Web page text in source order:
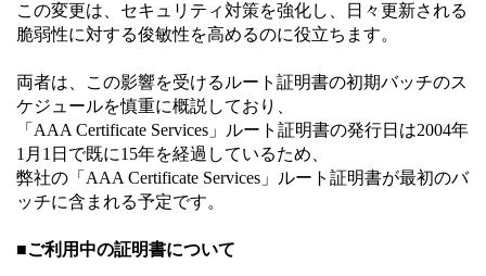
この変更は、セキュリティ対策を強化し、日々更新される
脆弱性に対する俊敏性を高めるのに役立ちます。
両者は、この影響を受けるルート証明書の初期バッチのス
ケジュールを慎重に概説しており、
「AAA Certificate Services」ルート証明書の発行日は2004年
1月1日で既に15年を経過しているため、
弊社の「AAA Certificate Services」ルート証明書が最初のバ
ッチに含まれる予定です。
■ご利用中の証明書について